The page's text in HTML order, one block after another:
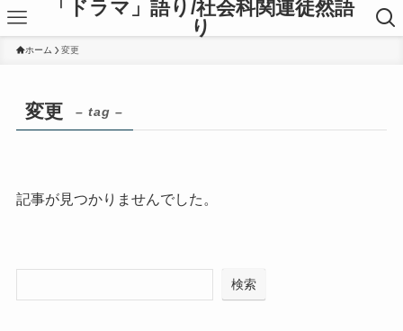
「ドラマ」語り/社会科関連徒然語
り
ホーム 変更
変更 – tag –
記事が見つかりませんでした。
検索